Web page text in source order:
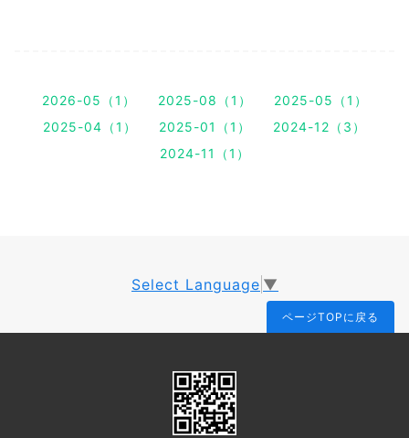
2026-05（1） 2025-08（1）
2025-05（1）
2025-04（1）
2025-01（1）
2024-12（3）
2024-11（1）
Select Language ▼
ページTOPに戻る